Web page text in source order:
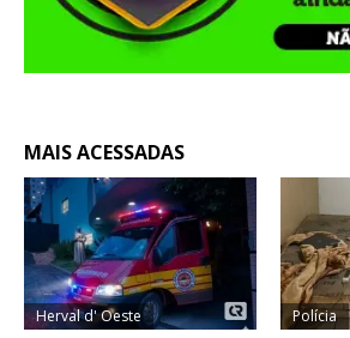
MAIS ACESSADAS
Herval d' Oeste Polícia